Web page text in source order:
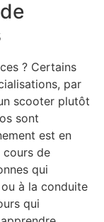
? Certains
par
scooter plutôt
sont
est en
cours de
qui
à la conduite
qui